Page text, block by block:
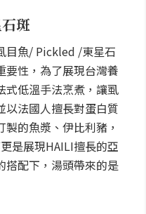
斑
目魚/ Pickled /東星石
要性，為了展現台灣養
式低溫手法烹煮，讓虱
以法國人擅長對蛋白質
的魚漿、伊比利豬，
是展現HAILI擅長的亞
搭配下，湯頭帶來的是